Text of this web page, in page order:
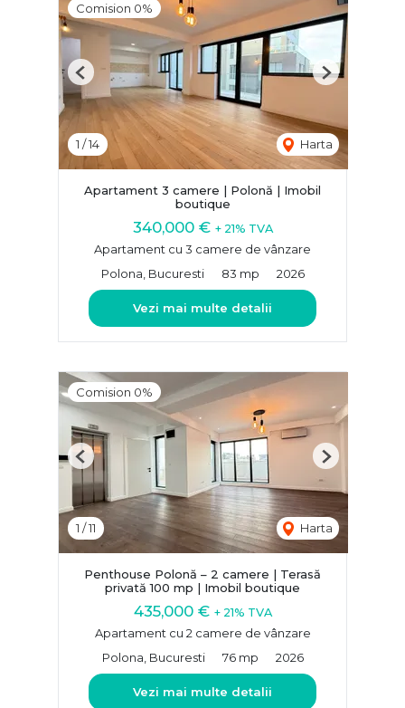
Comision 0%
1 /14 Harta
Previous Next
Apartament 3 camere | Polonă | Imobil
boutique
340,000 € + 21% TVA
Apartament cu 3 camere de vânzare
Polona, Bucuresti
83 mp 2026
Vezi mai multe detalii
Comision 0%
1 /11 Harta
Previous Next
Penthouse Polonă – 2 camere | Terasă
privată 100 mp | Imobil boutique
435,000 € + 21% TVA
Apartament cu 2 camere de vânzare
Polona, Bucuresti
76 mp 2026
Vezi mai multe detalii